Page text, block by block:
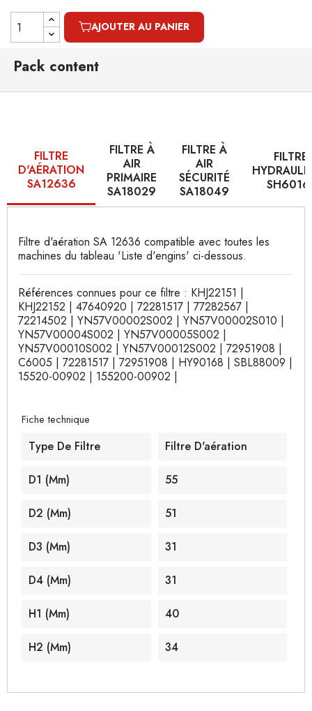
AJOUTER AU PANIER
Pack content
FILTRE
D'AÉRATION
SA12636
FILTRE À
AIR
PRIMAIRE
SA18029
FILTRE À
AIR
SÉCURITÉ
SA18049
FILTRE
Filtre d'aération SA 12636 compatible avec toutes les
machines du tableau 'Liste d'engins' ci-dessous.
Références connues pour ce filtre : KHJ22151 |
KHJ22152 | 47640920 | 72281517 | 77282567 |
72214502 | YN57V00002S002 | YN57V00002S010 |
YN57V00004S002 | YN57V00005S002 |
YN57V00010S002 | YN57V00012S002 | 72951908 |
C6005 | 72281517 | 72951908 | HY90168 | SBL88009 |
15520-00902 | 155200-00902 |
Fiche technique
Type De Filtre Filtre D'aération
D1 (mm) 55
D2 (mm) 51
D3 (mm) 31
D4 (mm) 31
H1 (mm) 40
H2 (mm) 34